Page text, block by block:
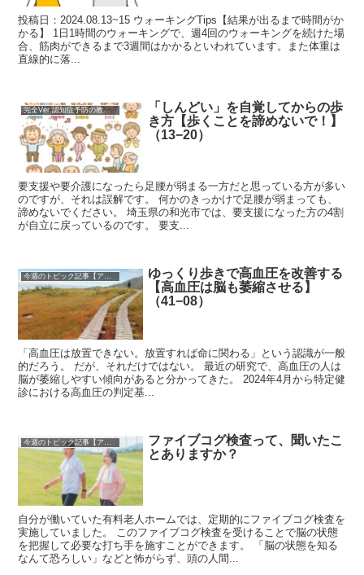
投稿日：2024.08.13~15 ウォーキングTips【結果が出るまで時間がか
かる】 1日1時間のウォーキングで、週4回のウォーキングを続けた場
合、筋肉ができるまで3週間はかかるといわれています。また体重は
直線的に落...
完全Ver.認知症予防の教科書
「しんどい」を自覚してからの歩
き方【歩くことを諦めないで！】
（13−20）
要支援や要介護になったら足腰が弱まる一方だと思っている方が多い
のですが、それは誤解です。 何かのきっかけで足腰が弱まっても、
諦めないでください。 埼玉県の和光市では、要支援になった方の4割
が自立に戻っているのです。 要支...
今週のトピック記事【アーカイブ】
ゆっくり歩きで高血圧を改善する
【高血圧は脳も萎縮させる】
（41−08）
「高血圧は放置できない。放置すれば命に関わる」という認識が一般
的だろう。 だが、それだけではない。 最近の研究で、高血圧の人は
脳が萎縮しやすい傾向があると分かってきた。 2024年4月から特定健
診における高血圧の判定基...
今週のトピック記事【アーカイブ】
ファイブコグ検査って、聞いたこ
とありますか？
自分が働いていた有料老人ホームでは、定期的にファイブコグ検査を
実施していました。 このファイブコグ検査を受けることで脳の状態
を把握して必要な打ち手を施すことができます。 「脳の状態を知る
なんて恐ろしい」などと怖がらず、頭の人間...